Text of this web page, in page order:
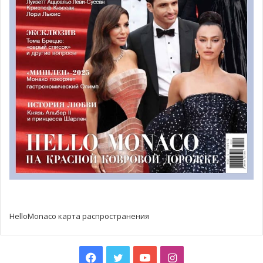
поделиться наболевшим, тем, что волнует наши души.
О важности поднятой тематики свидетельствует
присутствие на показе князя Монако Альбера II в
прошлый четверг, 7 июня, в Океанографическом музее.
«Одним из первых достижений Фонда князя Альбера II
стала мотивация всех заинтересованных сторон, что
HelloMonaco карта распространения
Facebook
TwitterYouTubeInstagram